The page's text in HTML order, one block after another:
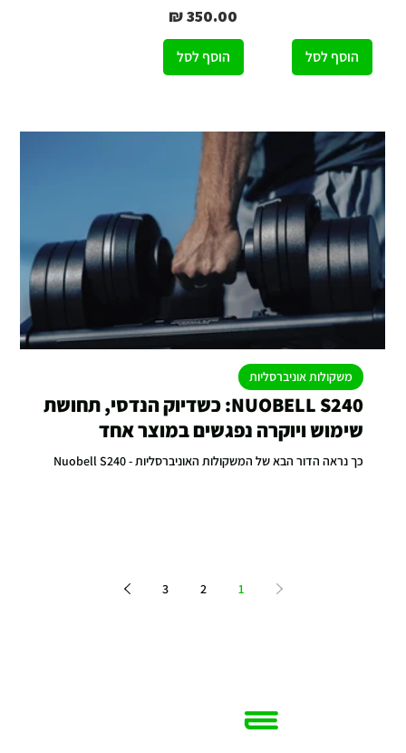
הוסף לסל
מחיר
הוסף לסל
NUOBELL S240: כשדיוק הנדסי, תחושת
שימוש ויוקרה נפגשים במוצר אחד
כך נראה הדור הבא של המשקולות האוניברסליות - Nuobell S240
משקולות אוניברסליות
1
2
3